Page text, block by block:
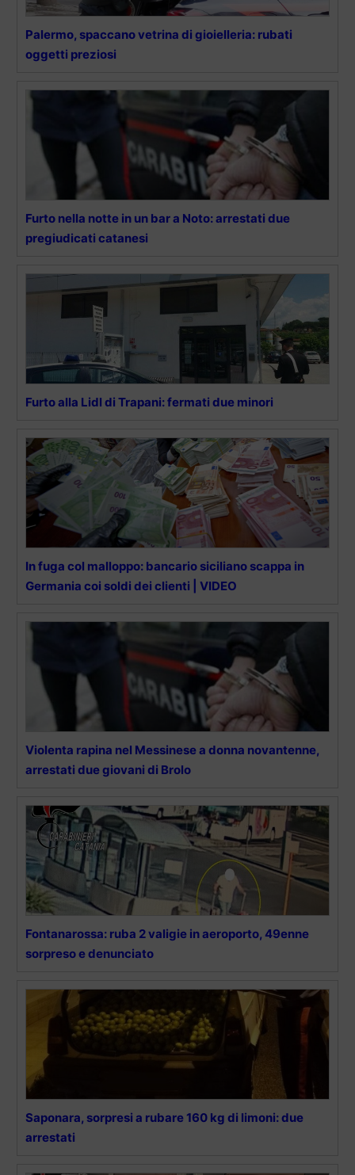
Palermo, spaccano vetrina di gioielleria: rubati
oggetti preziosi
Furto nella notte in un bar a Noto: arrestati due
pregiudicati catanesi
Furto alla Lidl di Trapani: fermati due minori
In fuga col malloppo: bancario siciliano scappa in
Germania coi soldi dei clienti | VIDEO
Violenta rapina nel Messinese a donna novantenne,
arrestati due giovani di Brolo
Fontanarossa: ruba 2 valigie in aeroporto, 49enne
sorpreso e denunciato
Saponara, sorpresi a rubare 160 kg di limoni: due
arrestati